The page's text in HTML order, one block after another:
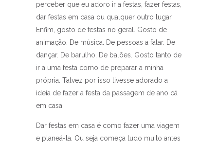
perceber que eu adoro ir a festas, fazer festas,
dar festas em casa ou qualquer outro lugar.
Enfim, gosto de festas no geral. Gosto de
animação. De música. De pessoas a falar. De
dançar. De barulho. De balões. Gosto tanto de
ir a uma festa como de preparar a minha
própria. Talvez por isso tivesse adorado a
ideia de fazer a festa da passagem de ano cá
em casa.
Dar festas em casa é como fazer uma viagem
e planeá-la. Ou seja começa tudo muito antes